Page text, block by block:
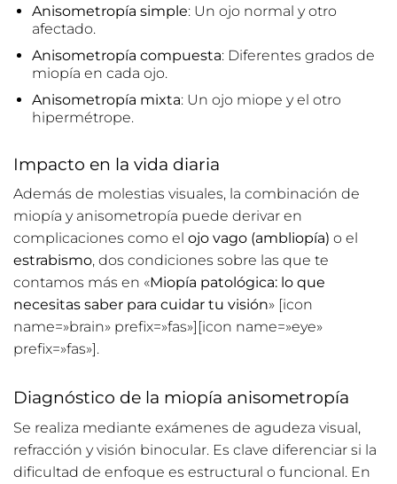
Anisometropía simple: Un ojo normal y otro
afectado.
Anisometropía compuesta: Diferentes grados de
miopía en cada ojo.
Anisometropía mixta: Un ojo miope y el otro
hipermétrope.
Impacto en la vida diaria
Además de molestias visuales, la combinación de
miopía y anisometropía puede derivar en
complicaciones como el ojo vago (ambliopía) o el
estrabismo, dos condiciones sobre las que te
contamos más en «Miopía patológica: lo que
necesitas saber para cuidar tu visión» [icon
name=»brain» prefix=»fas»][icon name=»eye»
prefix=»fas»].
Diagnóstico de la miopía anisometropía
Se realiza mediante exámenes de agudeza visual,
refracción y visión binocular. Es clave diferenciar si la
dificultad de enfoque es estructural o funcional. En